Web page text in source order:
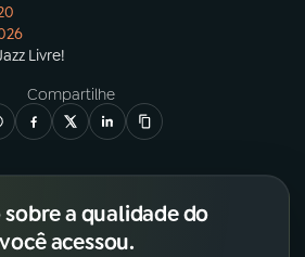
Livre!
Compartilhe
sobre a qualidade do
acessou.